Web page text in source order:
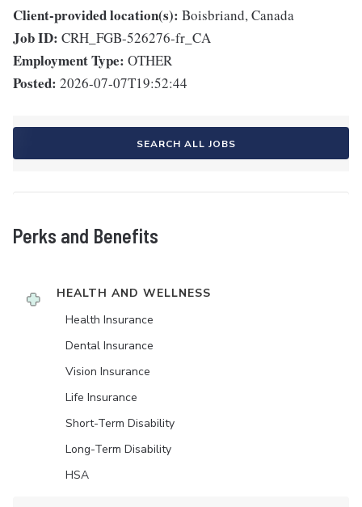
Client-provided location(s): Boisbriand, Canada
Job ID: CRH_FGB-526276-fr_CA
Employment Type: OTHER
Posted: 2026-07-07T19:52:44
SEARCH ALL JOBS
Perks and Benefits
HEALTH AND WELLNESS
Health Insurance
Dental Insurance
Vision Insurance
Life Insurance
Short-Term Disability
Long-Term Disability
HSA